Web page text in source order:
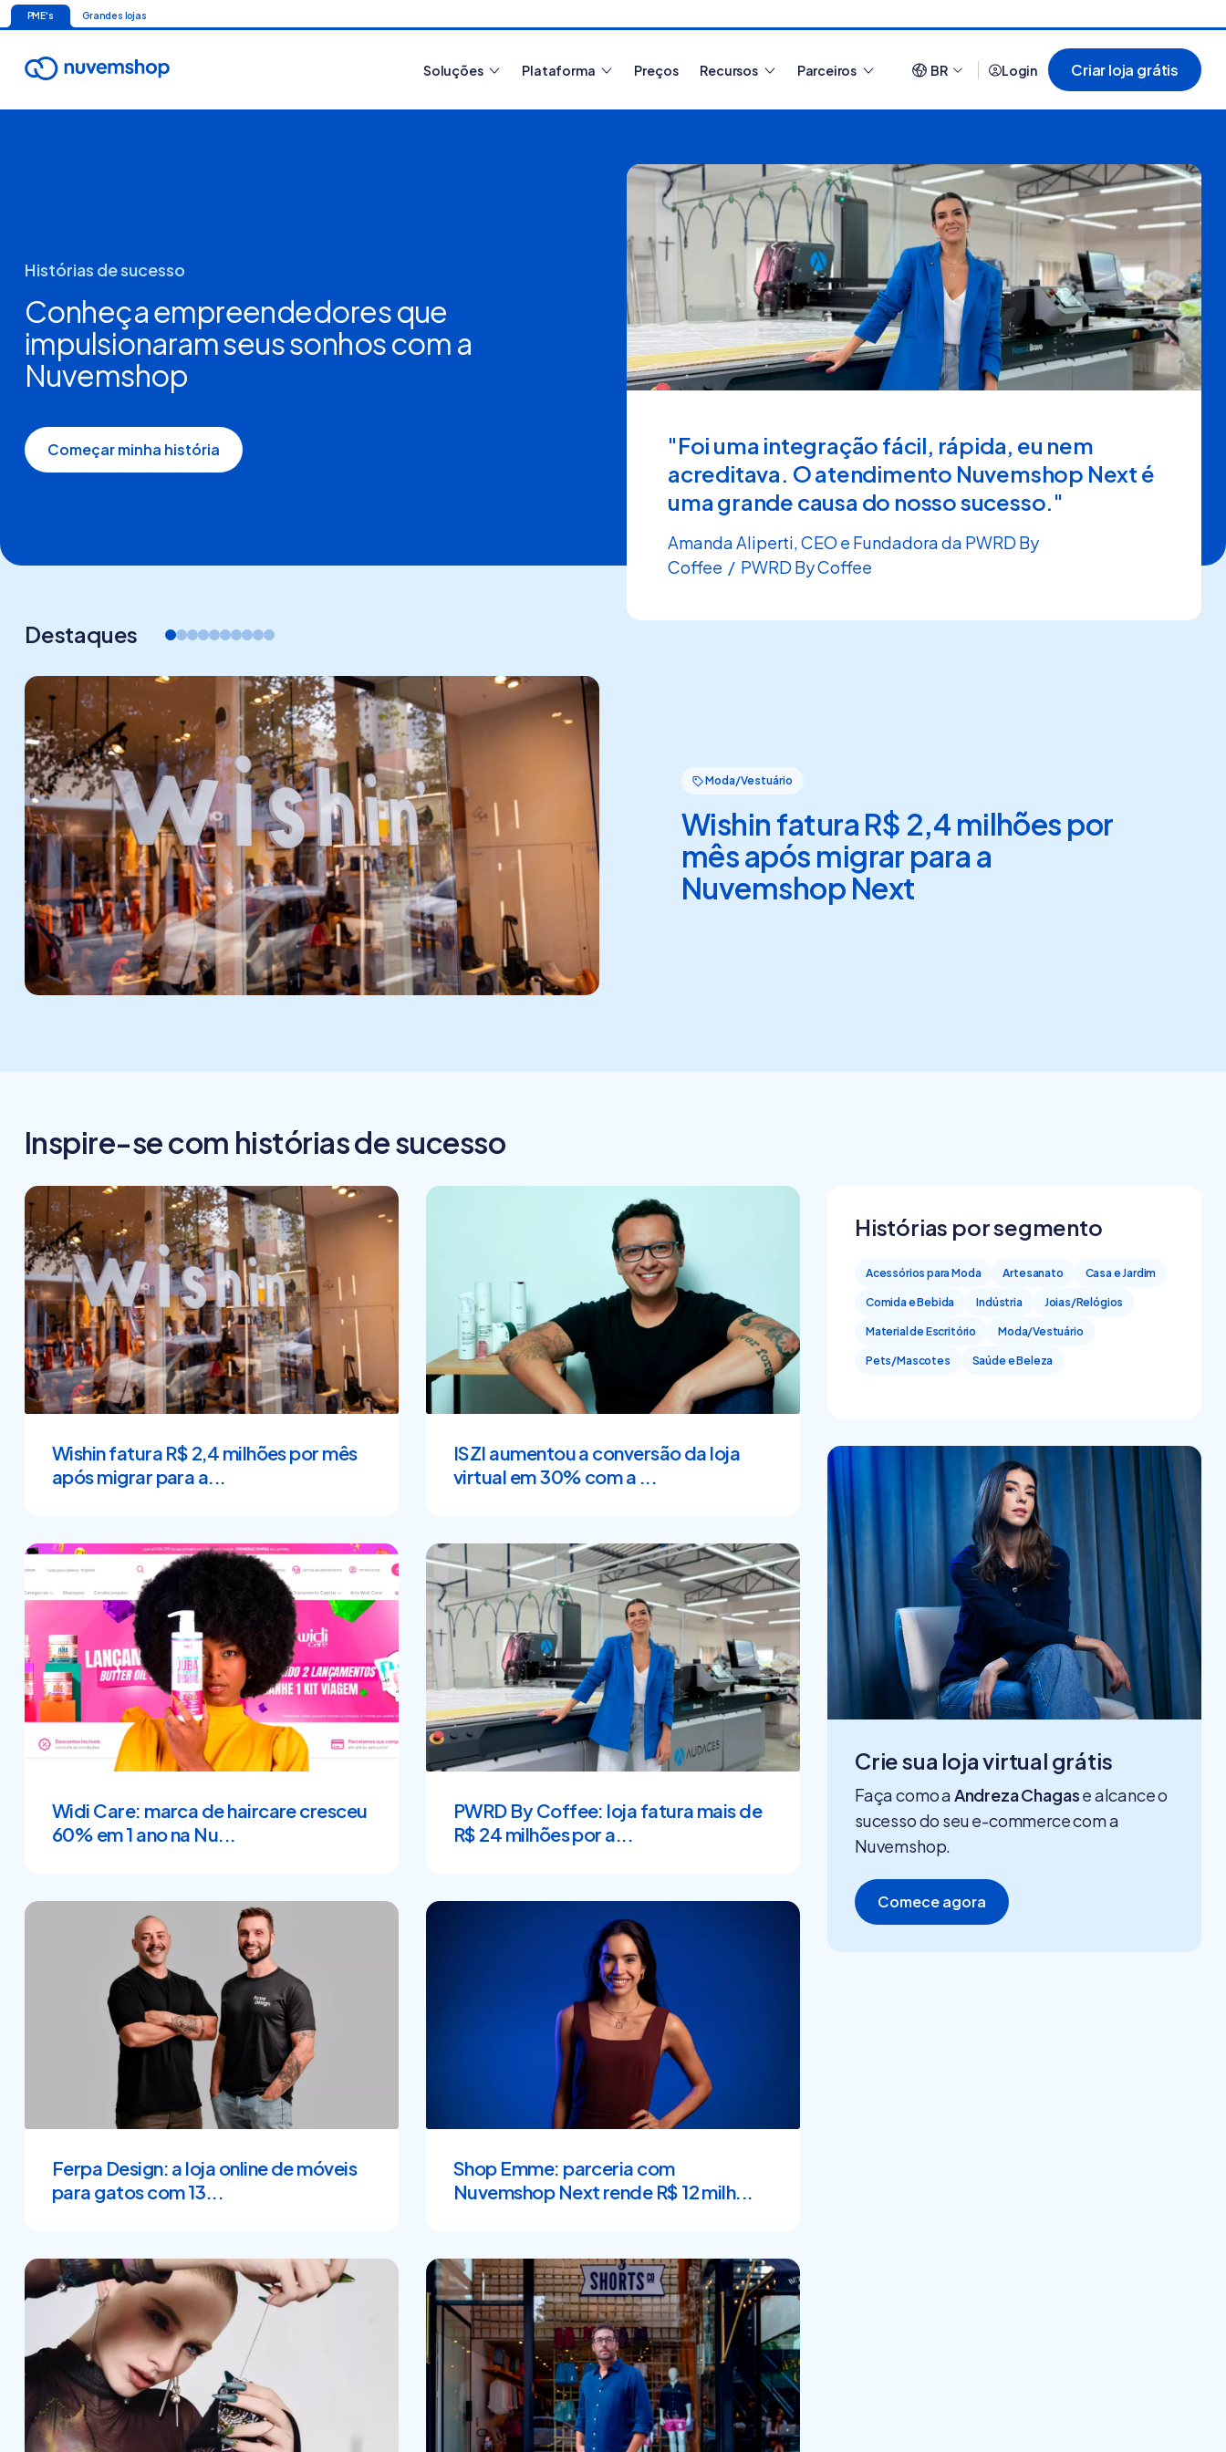
PME's Grandes lojas
Soluções Plataforma Preços Recursos
Artigos mais lidos Ver tudo
Como
migrar de
plataforma
O que é plataforma digital,
como funciona e quais são os
tipos? [guia]
44 sites que usam Nuvemshop para te
inspirar a ter o seu negó...
Parceiros BR Login Criar loja grátis
Histórias de sucesso
Conheça empreendedores que
impulsionaram seus sonhos com a
Nuvemshop
Começar minha história
"Foi uma integração fácil, rápida, eu nem
acreditava. O atendimento Nuvemshop Next é
uma grande causa do nosso sucesso."
Amanda Aliperti, CEO e Fundadora da PWRD By
Coffee / PWRD By Coffee
Destaques
Moda/Vestuário
Wishin fatura R$ 2,4 milhões por
mês após migrar para a
Nuvemshop Next
Inspire-se com histórias de sucesso
Histórias por segmento
Acessórios para Moda Artesanato Casa e Jardim
Comida e Bebida Indústria Joias/Relógios
Material de Escritório Moda/Vestuário
Pets/Mascotes Saúde e Beleza
Crie sua loja virtual grátis
Faça como aAndreza Chagase alcance o
sucesso do seu e-commerce com a
Nuvemshop.
Comece agora
Wishin fatura R$ 2,4 milhões por mês
após migrar para a...
ISZI aumentou a conversão da loja
virtual em 30% com a ...
Widi Care: marca de haircare cresceu
60% em 1 ano na Nu...
PWRD By Coffee: loja fatura mais de
R$ 24 milhões por a...
Ferpa Design: a loja online de móveis
para gatos com 13...
Shop Emme: parceria com
Nuvemshop Next rende R$ 12 milh...